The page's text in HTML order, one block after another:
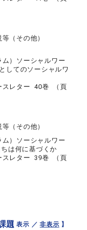
（その他）
）ソーシャルワー
してのソーシャルワ
スレター 40巻 （頁
（その他）
）ソーシャルワー
は何に基づくか
スレター 39巻 （頁
題
【 表示 ／非表示 】